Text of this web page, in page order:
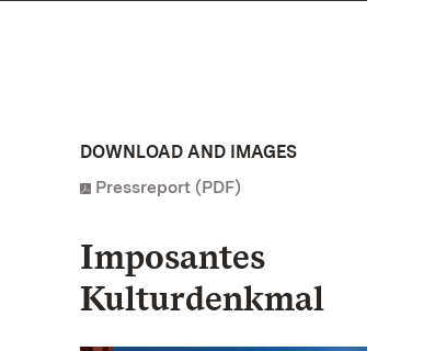
DOWNLOAD AND IMAGES
Pressreport (PDF)
Imposantes
Kulturdenkmal